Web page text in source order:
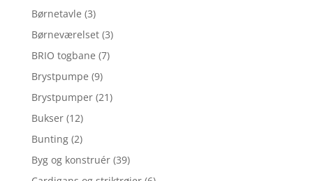
Børnetavle (3)
Børneværelset (3)
BRIO togbane (7)
Brystpumpe (9)
Brystpumper (21)
Bukser (12)
Bunting (2)
Byg og konstruér (39)